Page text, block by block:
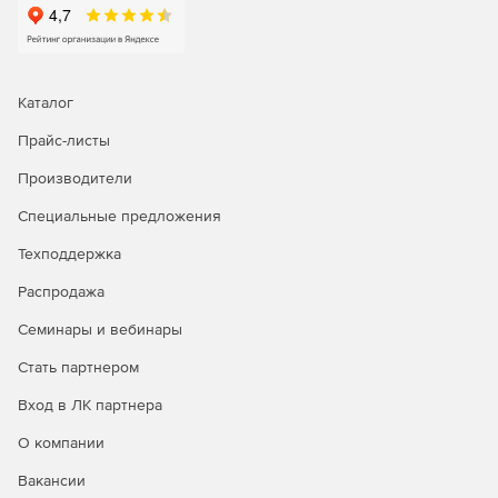
Операционная система Astra Linux Special Edition доступна
Редакция «ОРЕЛ» - обычный уровень защищенности.
Продукт является доступным техническим вариантом для
Каталог
Прайс-листы
Производители
Специальные предложения
Техподдержка
Распродажа
Семинары и вебинары
Стать партнером
Вход в ЛК партнера
О компании
Вакансии